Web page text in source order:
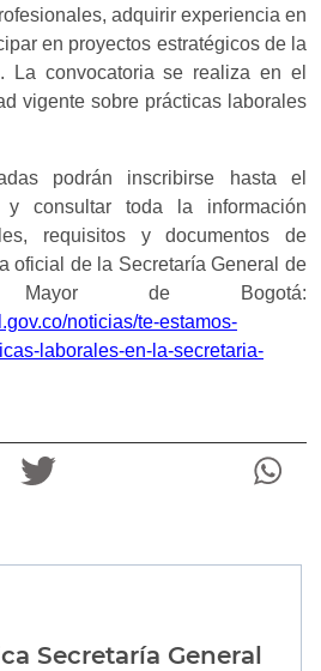
adquirir experiencia en
en proyectos estratégicos de la
La convocatoria se realiza en el
vigente sobre prácticas laborales
podrán inscribirse hasta el
consultar toda la información
requisitos y documentos de
oficial de la Secretaría General de
de Bogotá:
noticias/te-estamos-
laborales-en-la-secretaria-
Secretaría General